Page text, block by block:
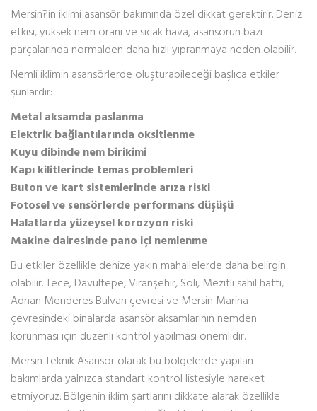
Mersin?in iklimi asansör bakımında özel dikkat gerektirir. Deniz
etkisi, yüksek nem oranı ve sıcak hava, asansörün bazı
parçalarında normalden daha hızlı yıpranmaya neden olabilir.
Nemli iklimin asansörlerde oluşturabileceği başlıca etkiler
şunlardır:
Metal aksamda paslanma
Elektrik bağlantılarında oksitlenme
Kuyu dibinde nem birikimi
Kapı kilitlerinde temas problemleri
Buton ve kart sistemlerinde arıza riski
Fotosel ve sensörlerde performans düşüşü
Halatlarda yüzeysel korozyon riski
Makine dairesinde pano içi nemlenme
Bu etkiler özellikle denize yakın mahallelerde daha belirgin
olabilir. Tece, Davultepe, Viranşehir, Soli, Mezitli sahil hattı,
Adnan Menderes Bulvarı çevresi ve Mersin Marina
çevresindeki binalarda asansör aksamlarının nemden
korunması için düzenli kontrol yapılması önemlidir.
Mersin Teknik Asansör olarak bu bölgelerde yapılan
bakımlarda yalnızca standart kontrol listesiyle hareket
etmiyoruz. Bölgenin iklim şartlarını dikkate alarak özellikle